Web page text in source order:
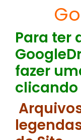
Para ter
fazer